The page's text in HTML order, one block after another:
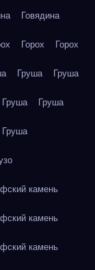
Говядина
Горох Горох
Груша Груша
Груша Груша
Груша
камень
камень
камень